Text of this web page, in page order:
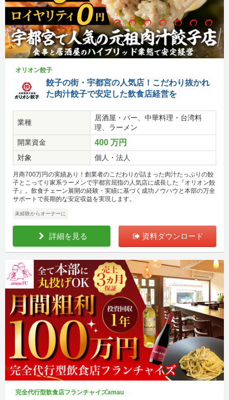
オリオン餃子
餃子の街・宇都宮の人気店！こだわり抜かれ
た肉汁餃子で安定した飲食店経営を
業種
居酒屋・バー、中華料理・台湾料
理、ラーメン
開業資金
400 万円
対象 個人・法人
月商700万円の実績あり！創業者のこだわりが詰まった肉汁たっぷりの餃
子とこってり家系ラーメンで宇都宮屈指の人気店に成長した『オリオン餃
子』。飲食チェーン展開の経験・実績に基づく成功ノウハウと本部の万全
サポートで長期的な安定収益を実現します。
未経験からオーナーに
詳細を見る 資料ダウンロード
完全代行型飲食店フランチャイズamau